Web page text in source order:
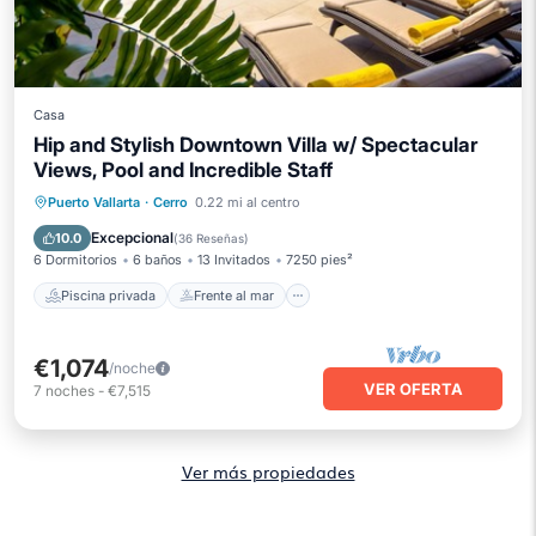
Casa
Hip and Stylish Downtown Villa w/ Spectacular
Views, Pool and Incredible Staff
Puerto Vallarta · Cerro 0.22 mi al centro
10.0 Excepcional(36 Reseñas)
6 Dormitorios 6 baños 13 Invitados 7250 pies²
Piscina privada Frente al mar
Piscina privada
Frente al mar
Desayuno
Piscina
€1,074/noche
7 noches - €7,515 VER OFERTA
Ver más propiedades